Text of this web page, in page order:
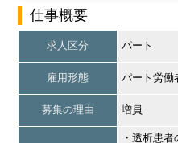
仕事概要
求人区分 パート
雇用形態 パート労働
募集の理由 増員
・透析患